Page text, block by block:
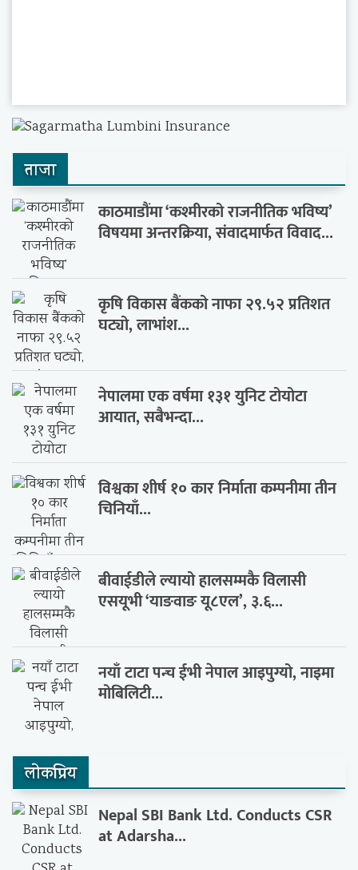
ताजा
काठमाडौंमा ‘कश्मीरको राजनीतिक भविष्य’
विषयमा अन्तरक्रिया, संवादमार्फत विवाद...
कृषि विकास बैंकको नाफा २९.५२ प्रतिशत
घट्यो, लाभांश...
नेपालमा एक वर्षमा १३१ युनिट टोयोटा
आयात, सबैभन्दा...
विश्वका शीर्ष १० कार निर्माता कम्पनीमा तीन
चिनियाँ...
बीवाईडीले ल्यायो हालसम्मकै विलासी
एसयूभी ‘याङवाङ यू८एल’, ३.६...
नयाँ टाटा पन्च ईभी नेपाल आइपुग्यो, नाइमा
मोबिलिटी...
लाेकप्रिय
Nepal SBI Bank Ltd. Conducts CSR
at Adarsha...